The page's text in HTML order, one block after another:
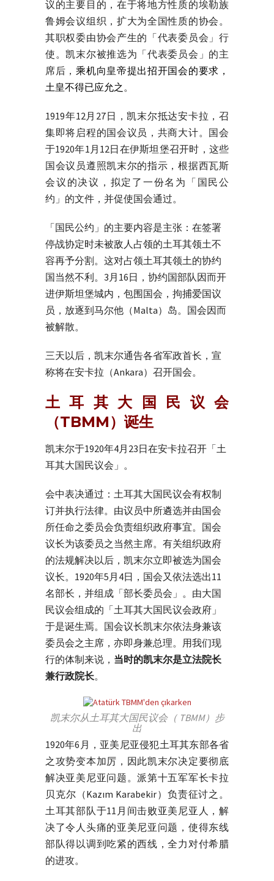
议的主要目的，在于将地方性质的埃勒族
鲁姆会议组织，扩大为全国性质的协会。
其职权委由协会产生的「代表委员会」行
使。凯末尔被推选为「代表委员会」的主
席后，乘机向皇帝提出招开国会的要求，
土皇不得已应允之。
1919年12月27日，凯末尔抵达安卡拉，召
集即将启程的国会议员，共商大计。国会
于1920年1月12日在伊斯坦堡召开时，这些
国会议员遵照凯末尔的指示，根据西瓦斯
会议的决议，拟定了一份名为「国民公
约」的文件，并促使国会通过。
「国民公约」的主要内容是主张：在签署
停战协定时未被敌人占领的土耳其领土不
容再予分割。这对占领土耳其领土的协约
国当然不利。3月16日，协约国部队因而开
进伊斯坦堡城内，包围国会，拘捕爱国议
员，放逐到马尔他（Malta）岛。国会因而
被解散。
三天以后，凯末尔通告各省军政首长，宣
称将在安卡拉（Ankara）召开国会。
土耳其大国民议会
（TBMM）诞生
凯末尔于1920年4月23日在安卡拉召开「土
耳其大国民议会」。
会中表决通过：土耳其大国民议会有权制
订并执行法律。由议员中所遴选并由国会
所任命之委员会负责组织政府事宜。国会
议长为该委员之当然主席。有关组织政府
的法规解决以后，凯末尔立即被选为国会
议长。1920年5月4日，国会又依法选出11
名部长，并组成「部长委员会」。由大国
民议会组成的「土耳其大国民议会政府」
于是诞生焉。国会议长凯末尔依法身兼该
委员会之主席，亦即身兼总理。用我们现
行的体制来说， 当时的凯末尔是立法院长
兼行政院长。
凯末尔从土耳其大国民议会（ TBMM）步
出
1920年6月，亚美尼亚侵犯土耳其东部各省
之攻势变本加厉，因此凯末尔决定要彻底
解决亚美尼亚问题。派第十五军军长卡拉
贝克尔（Kazım Karabekir）负责征讨之。
土耳其部队于11月间击败亚美尼亚人，解
决了令人头痛的亚美尼亚问题，使得东线
部队得以调到吃紧的西线，全力对付希腊
的进攻。